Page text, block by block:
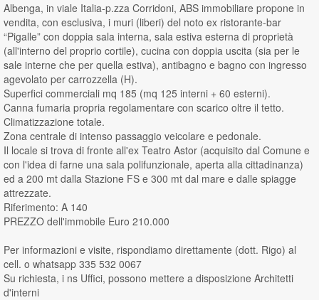
Albenga, in viale Italia-p.zza Corridoni, ABS immobiliare propone in
vendita, con esclusiva, i muri (liberi) del noto ex ristorante-bar
“Pigalle” con doppia sala interna, sala estiva esterna di proprietà
(all'interno del proprio cortile), cucina con doppia uscita (sia per le
sale interne che per quella estiva), antibagno e bagno con ingresso
agevolato per carrozzella (H).
Superfici commerciali mq 185 (mq 125 interni + 60 esterni).
Canna fumaria propria regolamentare con scarico oltre il tetto.
Climatizzazione totale.
Zona centrale di intenso passaggio veicolare e pedonale.
Il locale si trova di fronte all'ex Teatro Astor (acquisito dal Comune e
con l'idea di farne una sala polifunzionale, aperta alla cittadinanza)
ed a 200 mt dalla Stazione FS e 300 mt dal mare e dalle spiagge
attrezzate.
Riferimento: A 140
PREZZO dell'immobile Euro 210.000
Per informazioni e visite, rispondiamo direttamente (dott. Rigo) al
cell. o whatsapp 335 532 0067
Su richiesta, i ns Uffici, possono mettere a disposizione Architetti
d'interni